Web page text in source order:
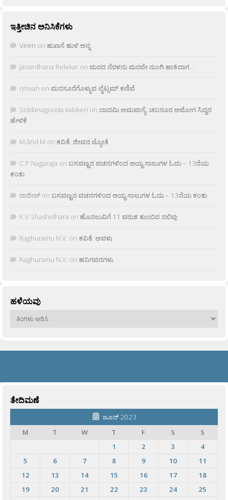
ಇತ್ತೀಚಿನ ಅನಿಸಿಕೆಗಳು
Viren on ಹುಣಸೆ ಹುಳಿ ಅನ್ನ
Janardhana Relekar on ಮರದ ನೆರಳನು ಮರವೇ ನುಂಗಿ ಹಾಕಿದಾಗ…
rjnivah on ಮನಸೂರೆಗೊಳ್ಳುವ ಲೈಟ್ಲಮ್ ಕಣಿವೆ
Siddanagouda kalakeri on ಬಾದಮಿ ಅಮವಾಸ್ಯೆ: ಚಬನೂರ ಅಮೋಗ ಸಿದ್ದನ
ಹೇಳಿಕೆ
M âñd M on ಕವಿತೆ: ಜೀವನ ಜ್ಯೋತಿ
C.P.Nagaraja on ಬಸವಣ್ಣನ ವಚನಗಳಿಂದ ಆಯ್ದ ಸಾಲುಗಳ ಓದು – 13ನೆಯ
ಕಂತು
ರಾಜೀವ್ on ಬಸವಣ್ಣನ ವಚನಗಳಿಂದ ಆಯ್ದ ಸಾಲುಗಳ ಓದು – 13ನೆಯ ಕಂತು
K.V Shashidhara on ಹೊನಲುವಿಗೆ 11 ವರುಶ ತುಂಬಿದ ನಲಿವು
Raghuramu N.V. on ಕವಿತೆ: ಅವಳು
Raghuramu N.V. on ಹನಿಗವನಗಳು
ಹಳೆಯವು
ಹಳೆಯವು
ತೇದಿಮಣೆ
ಜೂನ್ 2023
M
T W T F S
S
1
2 3
4
5
6 7 8 9 10
11
12
13 14 15 16 17
18
19
20 21 22 23 24
25